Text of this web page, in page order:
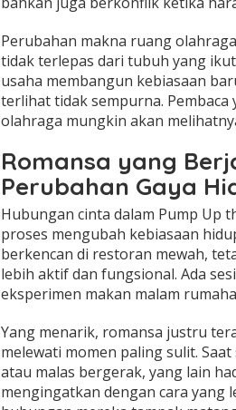
Perubahan makna ruang
tidak terlepas dari tubuh yang
usaha membangun kebiasaan
terlihat tidak sempurna.
olahraga mungkin akan
Romansa yang
Perubahan Gaya
Hubungan cinta dalam Pump Up
proses mengubah kebiasaan
berkencan di restoran mewah,
lebih aktif dan fungsional. Ada
eksperimen makan malam
Yang menarik, romansa justru
melewati momen paling sulit.
atau malas bergerak, yang lain
mengingatkan dengan cara yang